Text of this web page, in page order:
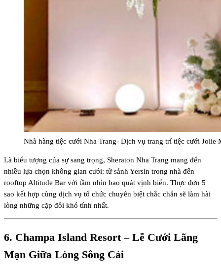
Nhà hàng tiệc cưới Nha Trang- Dịch vụ trang trí tiệc cưới Jolie
Là biểu tượng của sự sang trọng, Sheraton Nha Trang mang đến
nhiều lựa chọn không gian cưới: từ sảnh Yersin trong nhà đến
rooftop Altitude Bar với tầm nhìn bao quát vịnh biển. Thực đơn 5
sao kết hợp cùng dịch vụ tổ chức chuyên biệt chắc chắn sẽ làm hài
lòng những cặp đôi khó tính nhất.
6. Champa Island Resort– Lễ Cưới Lãng
Mạn Giữa Lòng Sông Cái